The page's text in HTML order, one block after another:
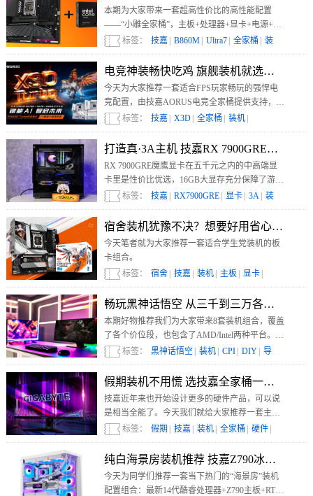
本期为大家带来一套超高性价比的高性能配置
——“小雕全家桶”，主板+处理器+显卡+电源+显
示器的总价也不过万元出头，兼具性能和经济
性，绝对能够带给你爽玩的体验。
标签： 技嘉 B860M Ultra7 全家桶
装
机|
电竞神装畅快吃鸡 旗舰装机就选技嘉X3D
今天为大家推荐一套适合FPS玩家畅玩的强悍电
竞配置，由技嘉AORUS电竞全家桶提供支持，让
你在家中也能够享受到电竞选手级别的体验。
标签： 技嘉 X3D 全家桶 装机
打造真·3A主机 技嘉RX 7900GRE魔鹰带
RX 7900GRE魔鹰显卡在五千元之内的中高端显
卡里是性价比优选，16GB大显存充分保障了游戏
性能，低功耗和优秀散热也是加分项，搭配技嘉
B650M冰雕主板与锐龙7 9700X处理器，成为畅
玩3A游戏的强悍性能搭子。
标签： 技嘉 RX7900GRE 显卡 3A
装
机|
宿舍装机犹豫不决？想要好用省心就选技
今天笔者就为大家推荐一套适合学生党装机的板
卡组合。
标签：
宿舍 技嘉 装机 主板 显卡
畅玩黑神话悟空 从三千到三万各价位段装
本期好物推荐我们为大家带来8套装机组合，覆盖
了各个价位段，也包含了AMD/Intel两种平台。无
论你的预算是入门级，还是万元高性能主机，抑
或是富哥，都可以自由选择，助你畅玩黑神话！
标签： 黑神话悟空 装机 CPI DIY
导
购|
假期装机不用慌 选技嘉全家桶一站式搞定
技嘉近年来也开始设计更多的硬件产品，可以说
是相当全能了。今天我们就给大家推荐一套主流
价位段非常合适的硬件选择，让你按图索骥，直
接轻松选择。
标签： 假期 技嘉 装机 全家桶 硬件
纯白海景房装机推荐 技嘉Z790冰雕
今天为同学们推荐一套当下热门的“海景房”装机
配置组合：最新14代酷睿处理器+Z790主板+RTX